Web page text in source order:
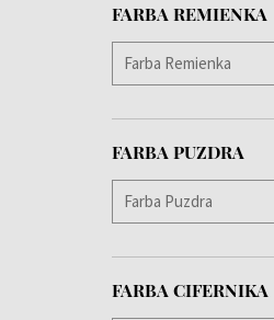
Ingersoll(+82)
Jacques Lemans
(+193)
JDM Military(+1)
Jowissa(+17)
Lacoste(+20)
Lee Cooper
Lorus(+229)
Louis XVI(+62)
Luminox(+2)
Marc Jacobs(+1)
FARBA REMIENKA
FARBA PUZDRA
FARBA CIFERNIKA